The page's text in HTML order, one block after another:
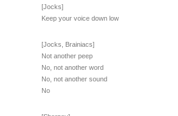
[Jocks]
Keep your voice down low
[Jocks, Brainiacs]
Not another peep
No, not another word
No, not another sound
No